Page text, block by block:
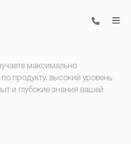
максимально
продукту, высокий уровень
и глубокие знания вашей